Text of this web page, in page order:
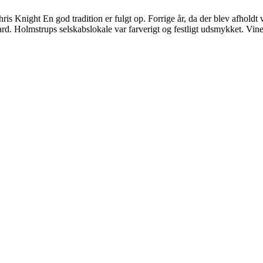
Knight En god tradition er fulgt op. Forrige år, da der blev
Holmstrups selskabslokale var farverigt og festligt udsmykket.